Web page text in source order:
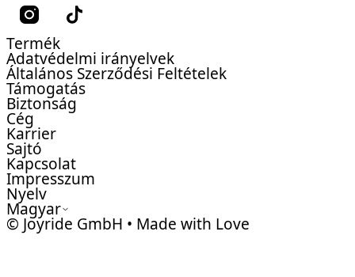
Termék
Adatvédelmi irányelvek
Általános Szerződési Feltételek
Támogatás
Biztonság
Cég
Karrier
Sajtó
Kapcsolat
Impresszum
Nyelv
Magyar
© Joyride GmbH • Made with Love